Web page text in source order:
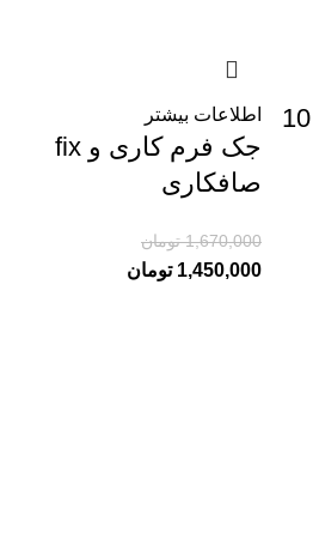
جک صافکاری امگا 10
اطلاعات بیشتر
جک فرم کاری و fix
صافکاری
1,670,000 تومان
1,450,000 تومان